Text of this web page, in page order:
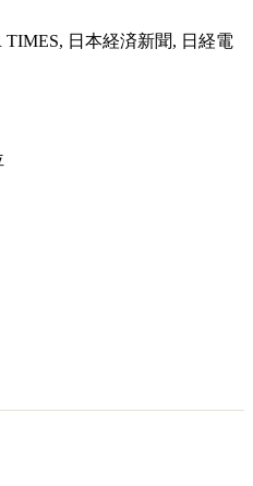
TIMES, 日本経済新聞, 日経電